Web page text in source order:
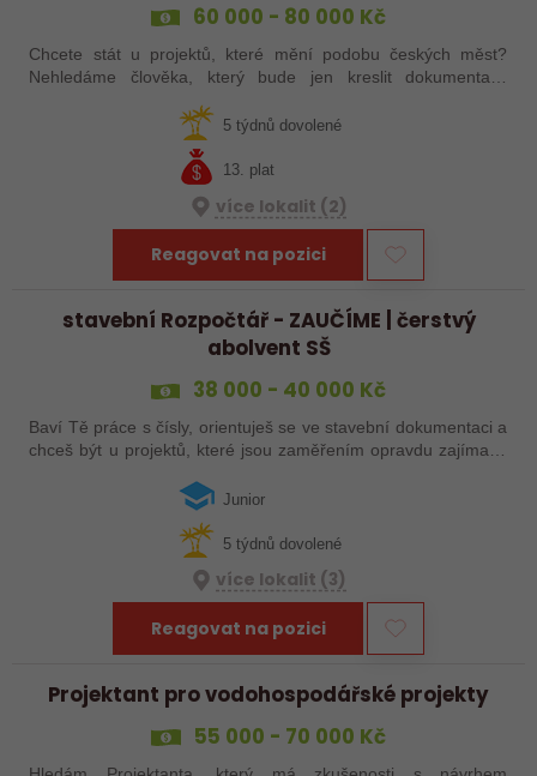
60 000 - 80 000 Kč
Chcete stát u projektů, které mění podobu českých měst?
Nehledáme člověka, který bude jen kreslit dokumentaci.
koordinovat celý projekt od…5 týdnů dovolené
13. plat
více lokalit (2)
Reagovat na pozici
stavební Rozpočtář - ZAUČÍME | čerstvý
abolvent SŠ
38 000 - 40 000 Kč
Baví Tě práce s čísly, orientuješ se ve stavební dokumentaci a
chceš být u projektů, které jsou zaměřením opravdu zajímavé
Junior
5 týdnů dovolené
více lokalit (3)
Reagovat na pozici
Projektant pro vodohospodářské projekty
55 000 - 70 000 Kč